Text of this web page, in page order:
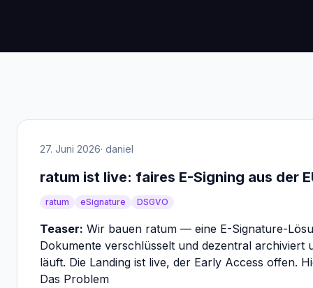
27. Juni 2026· daniel
ratum ist live: faires E-Signing aus der
ratum eSignature DSGVO
Teaser: Wir bauen ratum — eine E-Signature-
Dokumente verschlüsselt und dezentral archiviert
läuft. Die Landing ist live, der Early Access offen.
Das Problem